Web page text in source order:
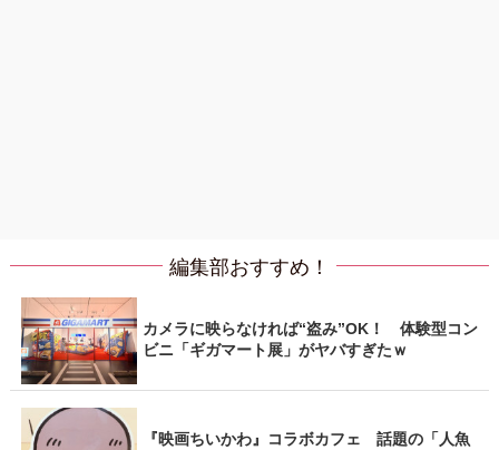
編集部おすすめ！
カメラに映らなければ“盗み”OK！ 体験型コン
ビニ「ギガマート展」がヤバすぎたｗ
『映画ちいかわ』コラボカフェ 話題の「人魚